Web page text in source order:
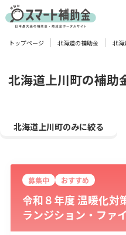
対象
物流・運輸業 製造業 情
建設･不動産業
サービス業
トップページ 北海道の補助金 北海
北海道上川町の補助
北海道上川町のみに絞る
募集中 おすすめ
令和８年度 温暖化対
ランジション・ファ